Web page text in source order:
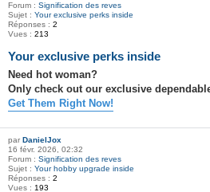
Forum : Signification des reves
Sujet : Your exclusive perks inside
Réponses : 2
Vues : 213
Your exclusive perks inside
Need hot woman?
Only check out our exclusive
Get Them Right Now!
par DanielJox
16 févr. 2026, 02:32
Forum : Signification des reves
Sujet : Your hobby upgrade inside
Réponses : 2
Vues : 193